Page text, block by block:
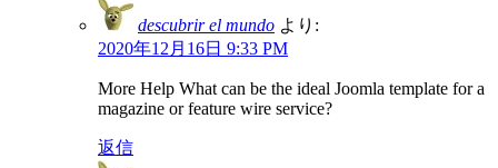
descubrir el mundo より:
2020年12月16日 9:33 PM
More Help What can be the ideal Joomla template for a
magazine or feature wire service?
返信